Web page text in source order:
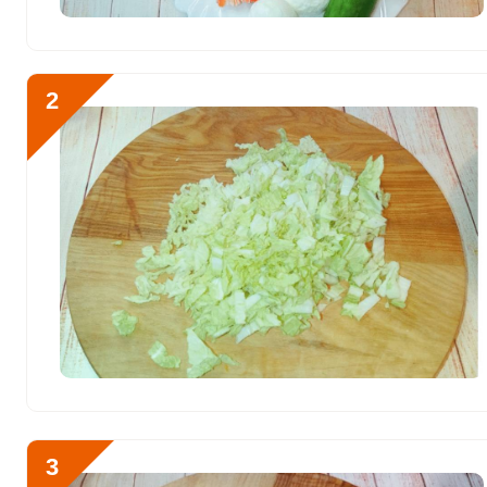
Калий
Кальций 211 мг
Кремний 0
Магний 169.4 мг
Натрий 2258.8 мг
Сера 620.6 мг
Фосфор 1117.4 мг
Алюминий
2
3
Продукты для салата
куриные яйца перед
Отправляя эту форму, вы
Политикой конфиденциальности
,
персональных данныхи